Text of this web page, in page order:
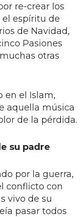
re-crear los
el espíritu de
de Navidad,
Pasiones
otras
en el Islam,
aquella música
de la pérdida.
su padre
por la guerra,
conflicto con
vivo de su
pasar todos